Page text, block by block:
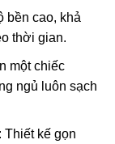
bền cao, khả
thời gian.
một chiếc
ngủ luôn sạch
Thiết kế gọn